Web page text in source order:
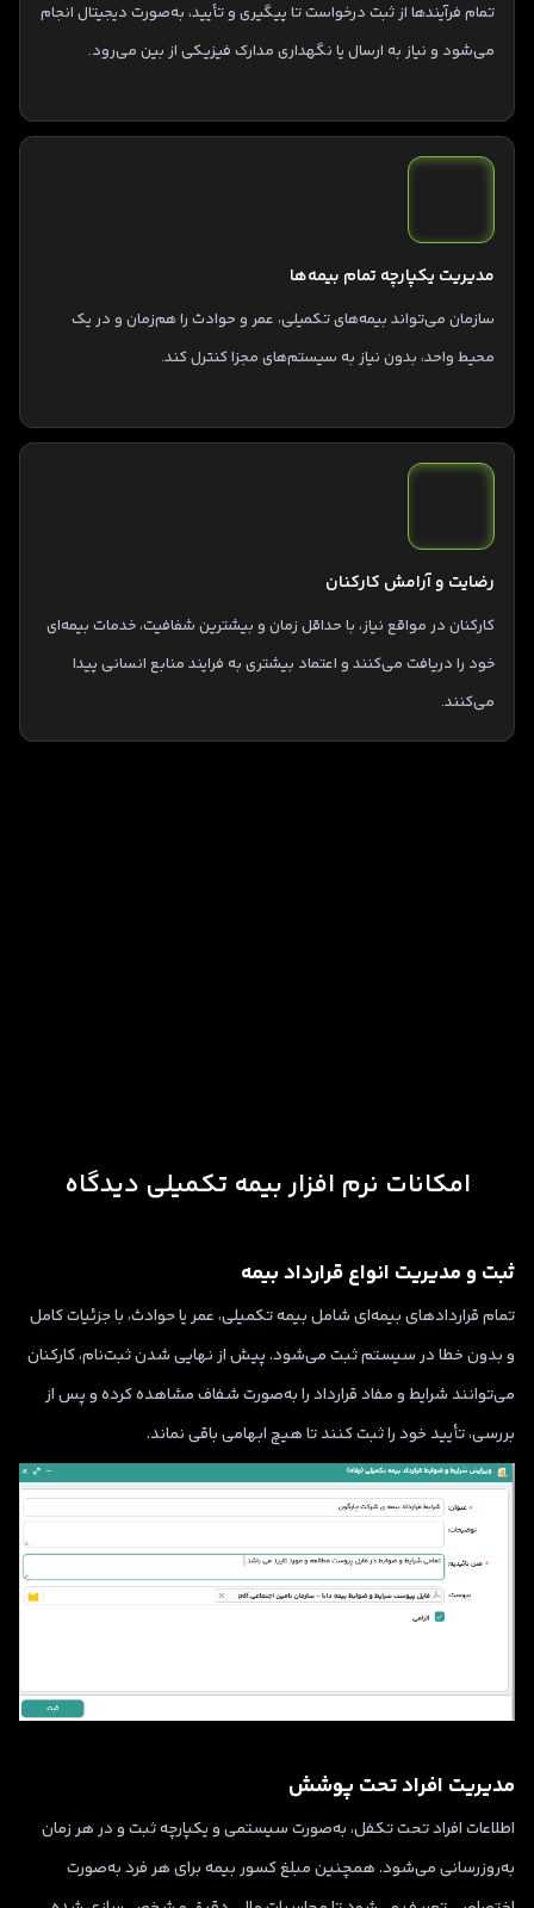
تمام فرآیندها از ثبت درخواست تا پیگیری و تأیید، به‌صورت دیجیتال انجام
می‌شود و نیاز به ارسال یا نگهداری مدارک فیزیکی از بین می‌رود.
مدیریت یکپارچه تمام بیمه‌ها
سازمان می‌تواند بیمه‌های تکمیلی، عمر و حوادث را هم‌زمان و در یک
محیط واحد، بدون نیاز به سیستم‌های مجزا کنترل کند.
رضایت و آرامش کارکنان
کارکنان در مواقع نیاز، با حداقل زمان و بیشترین شفافیت، خدمات بیمه‌ای
خود را دریافت می‌کنند و اعتماد بیشتری به فرایند منابع انسانی پیدا
می‌کنند.
امکانات نرم‌ افزار بیمه تکمیلی دیدگاه
ثبت و مدیریت انواع قرارداد بیمه
تمام قراردادهای بیمه‌ای شامل بیمه تکمیلی، عمر یا حوادث، با جزئیات کامل
و بدون خطا در سیستم ثبت می‌شود. پیش از نهایی شدن ثبت‌نام، کارکنان
می‌توانند شرایط و مفاد قرارداد را به‌صورت شفاف مشاهده کرده و پس از
بررسی، تأیید خود را ثبت کنند تا هیچ ابهامی باقی نماند.
مدیریت افراد تحت پوشش
اطلاعات افراد تحت تکفل، به‌صورت سیستمی و یکپارچه ثبت و در هر زمان
به‌روزرسانی می‌شود. همچنین مبلغ کسور بیمه برای هر فرد به‌صورت